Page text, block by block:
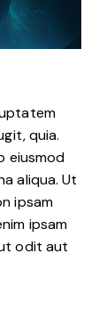
quia.
eiusmod
aliqua. Ut
ipsam
ipsam
odit aut